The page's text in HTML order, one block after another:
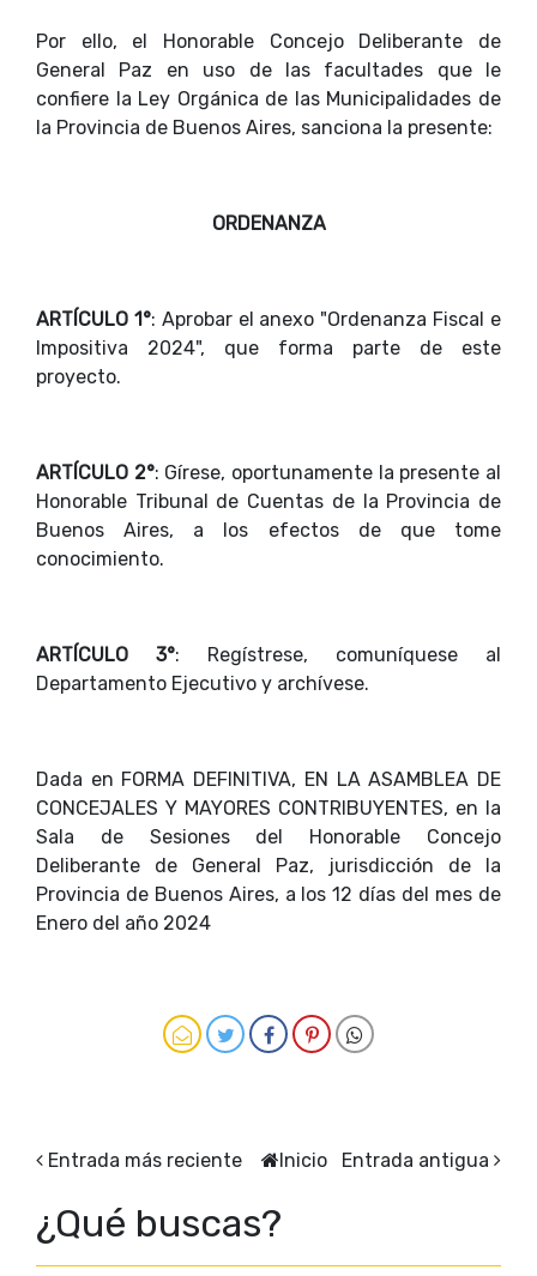
Por ello, el Honorable Concejo Deliberante de
General Paz en uso de las facultades que le
confiere la Ley Orgánica de las Municipalidades de
la Provincia de Buenos Aires, sanciona la presente:
ORDENANZA
ARTÍCULO 1°: Aprobar el anexo "Ordenanza Fiscal e
Impositiva 2024", que forma parte de este
proyecto.
ARTÍCULO 2°: Gírese, oportunamente la presente al
Honorable Tribunal de Cuentas de la Provincia de
Buenos Aires, a los efectos de que tome
conocimiento.
ARTÍCULO 3°: Regístrese, comuníquese al
Departamento Ejecutivo y archívese.
Dada en FORMA DEFINITIVA, EN LA ASAMBLEA DE
CONCEJALES Y MAYORES CONTRIBUYENTES, en la
Sala de Sesiones del Honorable Concejo
Deliberante de General Paz, jurisdicción de la
Provincia de Buenos Aires, a los 12 días del mes de
Enero del año 2024
Entrada más reciente Entrada antigua
Inicio
¿Qué buscas?